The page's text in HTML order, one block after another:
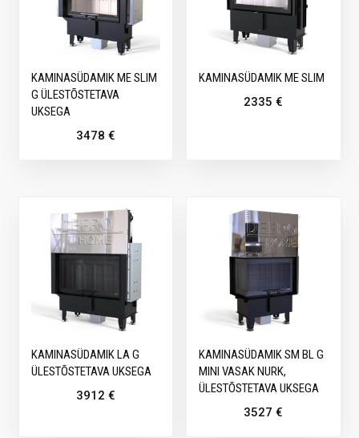
KAMINASÜDAMIK ME SLIM
G ÜLESTÕSTETAVA
UKSEGA
3478 €
KAMINASÜDAMIK ME SLIM
2335€
KAMINASÜDAMIK LA G
ÜLESTÕSTETAVA UKSEGA
3912 €
KAMINASÜDAMIK SM BL G
MINI VASAK NURK,
ÜLESTÕSTETAVA UKSEGA
3527€